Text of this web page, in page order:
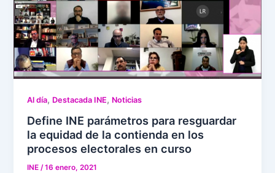
Al día, Destacada INE, Noticias
Define INE parámetros para resguardar
la equidad de la contienda en los
procesos electorales en curso
INE/16 enero, 2021